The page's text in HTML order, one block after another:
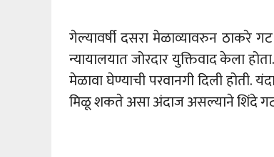
गेल्यावर्षी दसरा मेळाव्यावरुन ठाकरे
न्यायालयात जोरदार युक्तिवाद केला
मेळावा घेण्याची परवानगी दिली होती.
मिळू शकते असा अंदाज असल्याने शिंदे